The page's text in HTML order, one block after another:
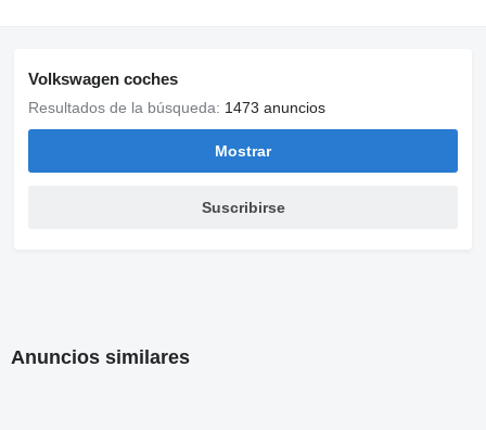
Volkswagen coches
Resultados de la búsqueda: 1473 anuncios
Mostrar
Suscribirse
Anuncios similares